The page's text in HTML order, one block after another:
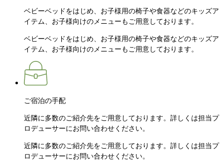
ベビーベッドをはじめ、お子様用の椅子や食器などのキッズア
イテム、お子様向けのメニューもご用意しております。
ベビーベッドをはじめ、お子様用の椅子や食器などのキッズア
イテム、お子様向けのメニューもご用意しております。
ご宿泊の手配
近隣に多数のご紹介先をご用意しております。詳しくは担当プ
ロデューサーにお問い合わせください。
近隣に多数のご紹介先をご用意しております。詳しくは担当プ
ロデューサーにお問い合わせください。